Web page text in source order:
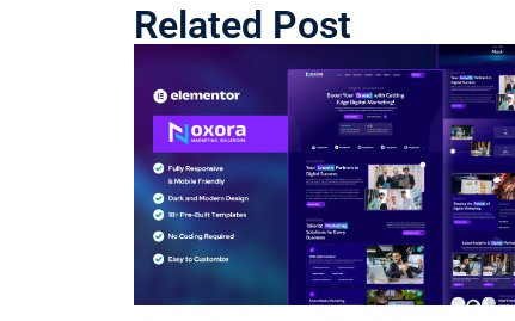
Related Post